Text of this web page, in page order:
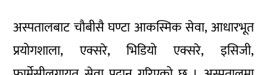
अस्पतालबाट चौबीसै घण्टा आकस्मिक सेवा, आधारभूत
प्रयोगशाला, एक्सरे, भिडियो एक्सरे, इसिजी,